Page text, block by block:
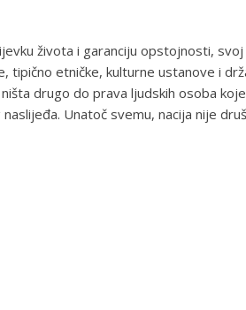
života i garanciju opstojnosti, svoj
tipično etničke, kulturne ustanove i
drugo do prava ljudskih osoba
Unatoč svemu, nacija nije